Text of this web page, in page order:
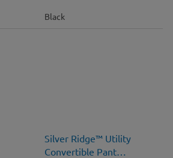
Black
Silver Ridge™ Utility
Convertible Pant